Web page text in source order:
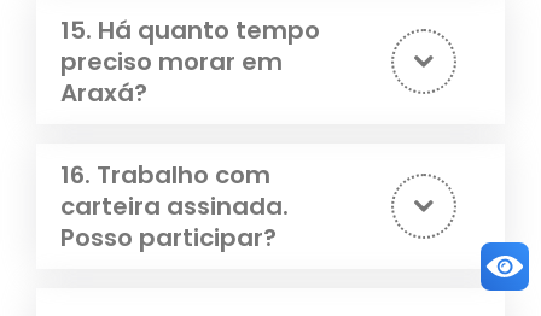
15. Há quanto tempo
preciso morar em
Araxá?
16. Trabalho com
carteira assinada.
Posso participar?